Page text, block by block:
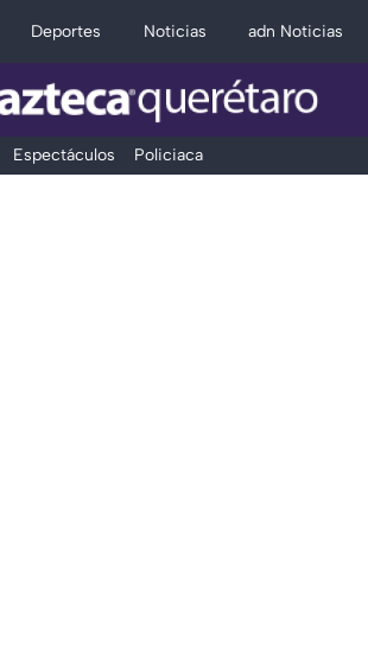
Deportes Noticias adn Noticias
Espectáculos Policiaca